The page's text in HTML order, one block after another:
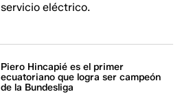
servicio eléctrico.
Piero Hincapié es el primer
ecuatoriano que logra ser campeón
de la Bundesliga